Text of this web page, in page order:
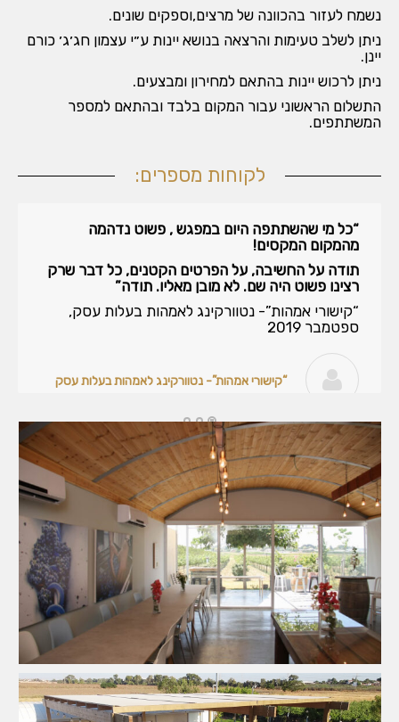
נשמח לעזור בהכוונה של מרצים,וספקים שונים.
ניתן לשלב טעימות והרצאה בנושא יינות ע״י עצמון חג׳ג׳ כורם
יינן.
ניתן לרכוש יינות בהתאם למחירון ומבצעים.
התשלום הראשוני עבור המקום בלבד ובהתאם למספר
המשתתפים.
לקוחות מספרים:
תודה על
“קישורי
ערב מקסים ונפלא – הטעימות ,ההסברים
ובכרם. האירוח החם והמחבק – כך
כל החברים שנכחו בערב.”
לביטוח בע”מ, נוב’ 2018